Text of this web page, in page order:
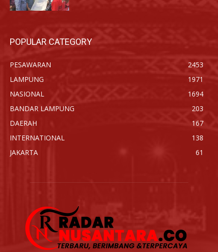
POPULAR CATEGORY
PESAWARAN
2453
LAMPUNG
1971
NASIONAL
1694
BANDAR LAMPUNG
203
DAERAH
167
INTERNATIONAL
138
JAKARTA
61